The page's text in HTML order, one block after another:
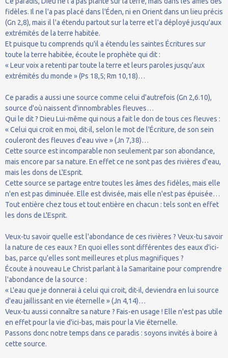
fidèles. Il ne l'a pas placé dans l'Éden, ni en Orient dans un lieu précis
(Gn 2,8), mais il l'a étendu partout sur la terre et l'a déployé jusqu'aux
extrémités de la terre habitée.
Et puisque tu comprends qu'il a étendu les saintes Écritures sur
toute la terre habitée, écoute le prophète qui dit :
« Leur voix a retenti par toute la terre et leurs paroles jusqu'aux
extrémités du monde » (Ps 18,5; Rm 10,18)…
Ce paradis a aussi une source comme celui d'autrefois (Gn 2,6.10),
source d'où naissent d'innombrables fleuves…
Qui le dit ? Dieu Lui-même qui nous a fait le don de tous ces fleuves :
« Celui qui croit en moi, dit-il, selon le mot de l'Écriture, de son sein
couleront des fleuves d'eau vive » (Jn 7,38)…
Cette source est incomparable non seulement par son abondance,
mais encore par sa nature. En effet ce ne sont pas des rivières d'eau,
mais les dons de L'Esprit.
Cette source se partage entre toutes les âmes des fidèles, mais elle
n'en est pas diminuée. Elle est divisée, mais elle n'est pas épuisée…
Tout entière chez tous et tout entière en chacun : tels sont en effet
les dons de L'Esprit.
Veux-tu savoir quelle est l'abondance de ces rivières ? Veux-tu savoir
la nature de ces eaux ? En quoi elles sont différentes des eaux d'ici-
bas, parce qu'elles sont meilleures et plus magnifiques ?
Écoute à nouveau Le Christ parlant à la Samaritaine pour comprendre
l'abondance de la source :
« L'eau que je donnerai à celui qui croit, dit-il, deviendra en lui source
d'eau jaillissant en vie éternelle » (Jn 4,14)…
Veux-tu aussi connaître sa nature ? Fais-en usage ! Elle n'est pas utile
en effet pour la vie d'ici-bas, mais pour la Vie éternelle.
Passons donc notre temps dans ce paradis : soyons invités à boire à
cette source.